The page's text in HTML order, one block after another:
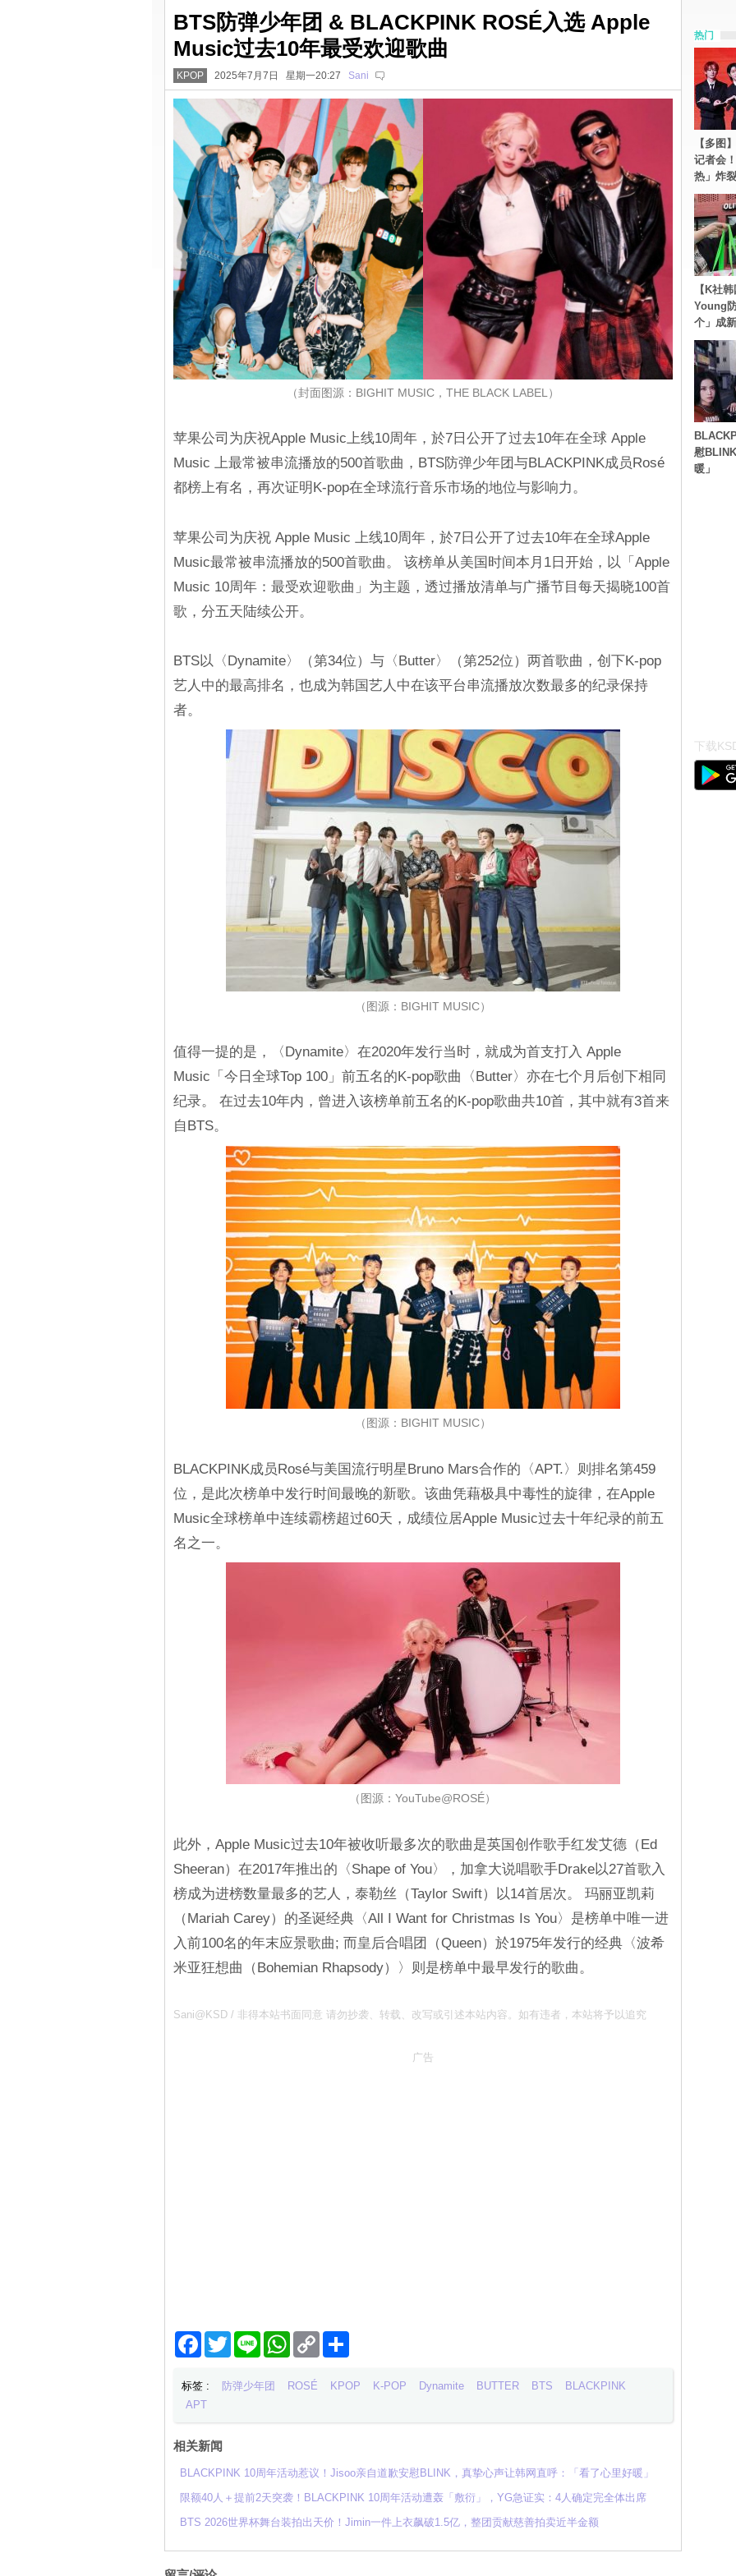
BTS防弹少年团 & BLACKPINK ROSÉ入选 Apple
Music过去10年最受欢迎歌曲
KPOP 2025年7月7日 星期一20:27 Sani
（封面图源：BIGHIT MUSIC，THE BLACK LABEL）
苹果公司为庆祝Apple Music上线10周年，於7日公开了过去10年在全球 Apple
Music 上最常被串流播放的500首歌曲，BTS防弹少年团与BLACKPINK成员Rosé
都榜上有名，再次证明K-pop在全球流行音乐市场的地位与影响力。
苹果公司为庆祝 Apple Music 上线10周年，於7日公开了过去10年在全球Apple
Music最常被串流播放的500首歌曲。 该榜单从美国时间本月1日开始，以「Apple
Music 10周年：最受欢迎歌曲」为主题，透过播放清单与广播节目每天揭晓100首
歌，分五天陆续公开。
BTS以〈Dynamite〉（第34位）与〈Butter〉（第252位）两首歌曲，创下K-pop
艺人中的最高排名，也成为韩国艺人中在该平台串流播放次数最多的纪录保持
者。
（图源：BIGHIT MUSIC）
值得一提的是，〈Dynamite〉在2020年发行当时，就成为首支打入 Apple
Music「今日全球Top 100」前五名的K-pop歌曲〈Butter〉亦在七个月后创下相同
纪录。 在过去10年内，曾进入该榜单前五名的K-pop歌曲共10首，其中就有3首来
自BTS。
（图源：BIGHIT MUSIC）
BLACKPINK成员Rosé与美国流行明星Bruno Mars合作的〈APT.〉则排名第459
位，是此次榜单中发行时间最晚的新歌。该曲凭藉极具中毒性的旋律，在Apple
Music全球榜单中连续霸榜超过60天，成绩位居Apple Music过去十年纪录的前五
名之一。
（图源：YouTube@ROSÉ）
此外，Apple Music过去10年被收听最多次的歌曲是英国创作歌手红发艾德（Ed
Sheeran）在2017年推出的〈Shape of You〉，加拿大说唱歌手Drake以27首歌入
榜成为进榜数量最多的艺人，泰勒丝（Taylor Swift）以14首居次。 玛丽亚凯莉
（Mariah Carey）的圣诞经典〈All I Want for Christmas Is You〉是榜单中唯一进
入前100名的年末应景歌曲; 而皇后合唱团（Queen）於1975年发行的经典〈波希
米亚狂想曲（Bohemian Rhapsody）〉则是榜单中最早发行的歌曲。
Sani@KSD / 非得本站书面同意 请勿抄袭、转载、改写或引述本站内容。如有违者，本站将予以追究
广告
Facebook
TwitterLine WhatsApp
Copy
Link
分
标签 : 防弹少年团 ROSÉ KPOP K-POP Dynamite BUTTER BTS
BLACKPINK
APT
相关新闻
BLACKPINK 10周年活动惹议！Jisoo亲自道歉安慰BLINK，真挚心声让韩网直呼：「看了心里好暖」
限额40人＋提前2天突袭！BLACKPINK 10周年活动遭轰「敷衍」，YG急证实：4人确定完全体出席
BTS 2026世界杯舞台装拍出天价！Jimin一件上衣飙破1.5亿，整团贡献慈善拍卖近半金额
热门
【多图
记者会
热」炸
【K社
Young
个」成
慰
暖」
下载